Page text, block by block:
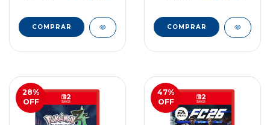
COMPRAR COMPRAR
28%
OFF
47%
OFF